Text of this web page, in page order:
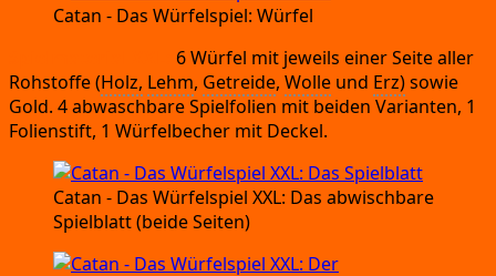
Catan - Das Wür­fel­spiel: Würfel
6 Wür­fel mit jeweils einer Sei­te aller
Roh­stof­fe(Holz, Lehm, Getrei­de, Wol­le und Erz)sowie
Gold. 4 abwasch­ba­re Spiel­fo­li­en mit bei­den Vari­an­ten, 1
Foli­en­stift, 1 Wür­fel­be­cher mit Deckel.
Catan - Das Wür­fel­spiel XXL: Das abwisch­ba­re
Spiel­blatt(bei­de Seiten)